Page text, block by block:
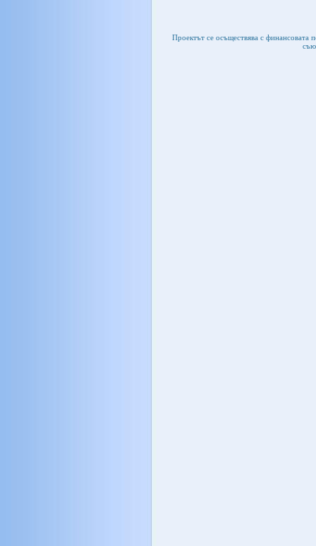
Проектът се осъществява с финансовата